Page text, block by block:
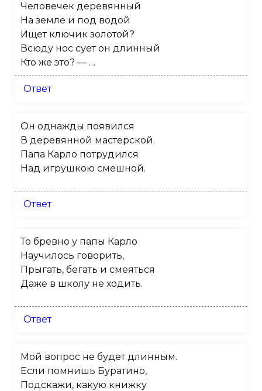
Человечек деревянный
На земле и под водой
Ищет ключик золотой?
Всюду нос сует он длинный
Кто же это? — …
Ответ
Он однажды появился
В деревянной мастерской.
Папа Карло потрудился
Над игрушкою смешной.
Ответ
То бревно у папы Карло
Научилось говорить,
Прыгать, бегать и смеяться
Даже в школу не ходить.
Ответ
Мой вопрос не будет длинным.
Если помнишь Буратино,
Подскажи, какую книжку